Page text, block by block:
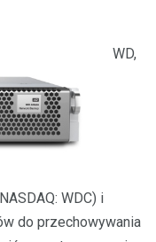
WD,
WDC) i
do przechowywania